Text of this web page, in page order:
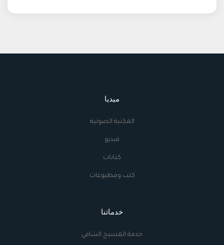
ميديا
المكتبة الصوتية
فيديو
كتابات
كتب ومطبوعات
خدماتنا
خدمة المسيح الشافي